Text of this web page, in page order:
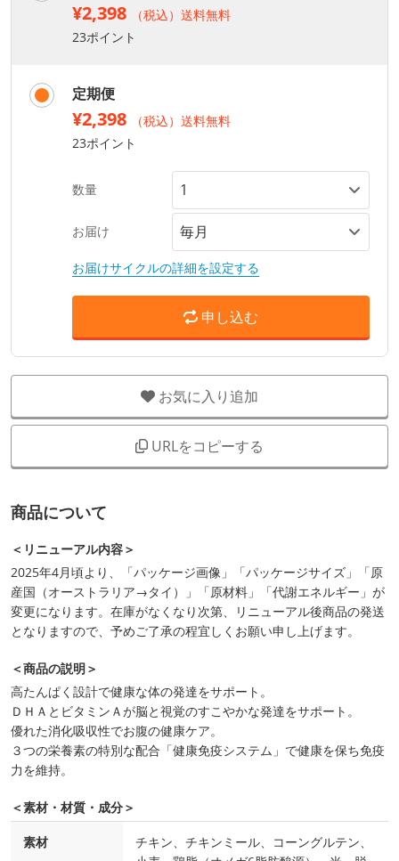
¥2,398
（税込）送料無料
23ポイント
定期便
¥2,398
（税込）送料無料
23ポイント
数量
お届け
お届けサイクルの詳細を設定する
申し込む
お気に入り追加
URLをコピーする
商品について
＜リニューアル内容＞
2025年4月頃より、「パッケージ画像」「パッケージサイズ」「原
産国（オーストラリア→タイ）」「原材料」「代謝エネルギー」が
変更になります。在庫がなくなり次第、リニューアル後商品の発送
となりますので、予めご了承の程宜しくお願い申し上げます。
＜商品の説明＞
高たんぱく設計で健康な体の発達をサポート。
ＤＨＡとビタミンＡが脳と視覚のすこやかな発達をサポート。
優れた消化吸収性でお腹の健康ケア。
３つの栄養素の特別な配合「健康免疫システム」で健康を保ち免疫
力を維持。
＜素材・材質・成分＞
素材
チキン、チキンミール、コーングルテン、